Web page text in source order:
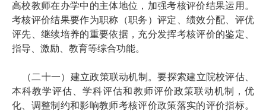
高校教师在办学中的主体地位，加强考核评价结果运用。
考核评价结果要作为职称（职务）评定、绩效分配、评优
评先、继续培养的重要依据，充分发挥考核评价的鉴定、
指导、激励、教育等综合功能。
（二十一）建立政策联动机制。要探索建立院校评估、
本科教学评估、学科评估和教师评价政策联动机制，优
化、调整制约和影响教师考核评价政策落实的评价指标。